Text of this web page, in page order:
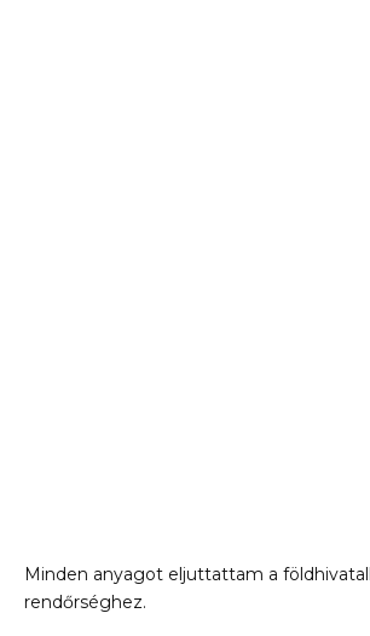
Minden anyagot eljuttattam a
rendőrséghez.